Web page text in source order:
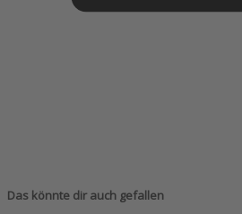
Das könnte dir auch gefallen